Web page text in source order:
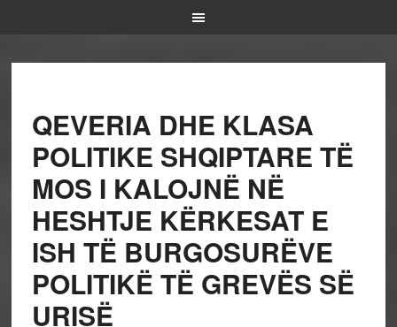
QEVERIA DHE KLASA
POLITIKE SHQIPTARE TË
MOS I KALOJNË NË
HESHTJE KËRKESAT E
ISH TË BURGOSURËVE
POLITIKË TË GREVËS SË
URISË